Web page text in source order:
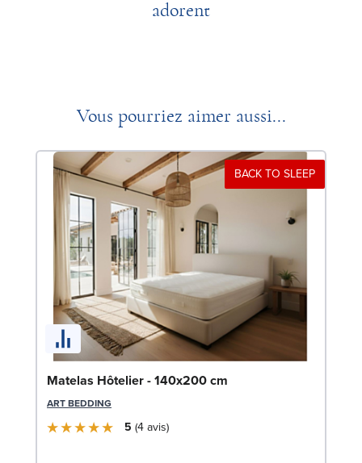
adorent
Vous pourriez aimer aussi...
BACK TO SLEEP
Matelas Hôtelier - 140x200 cm
ART BEDDING
5 4avis